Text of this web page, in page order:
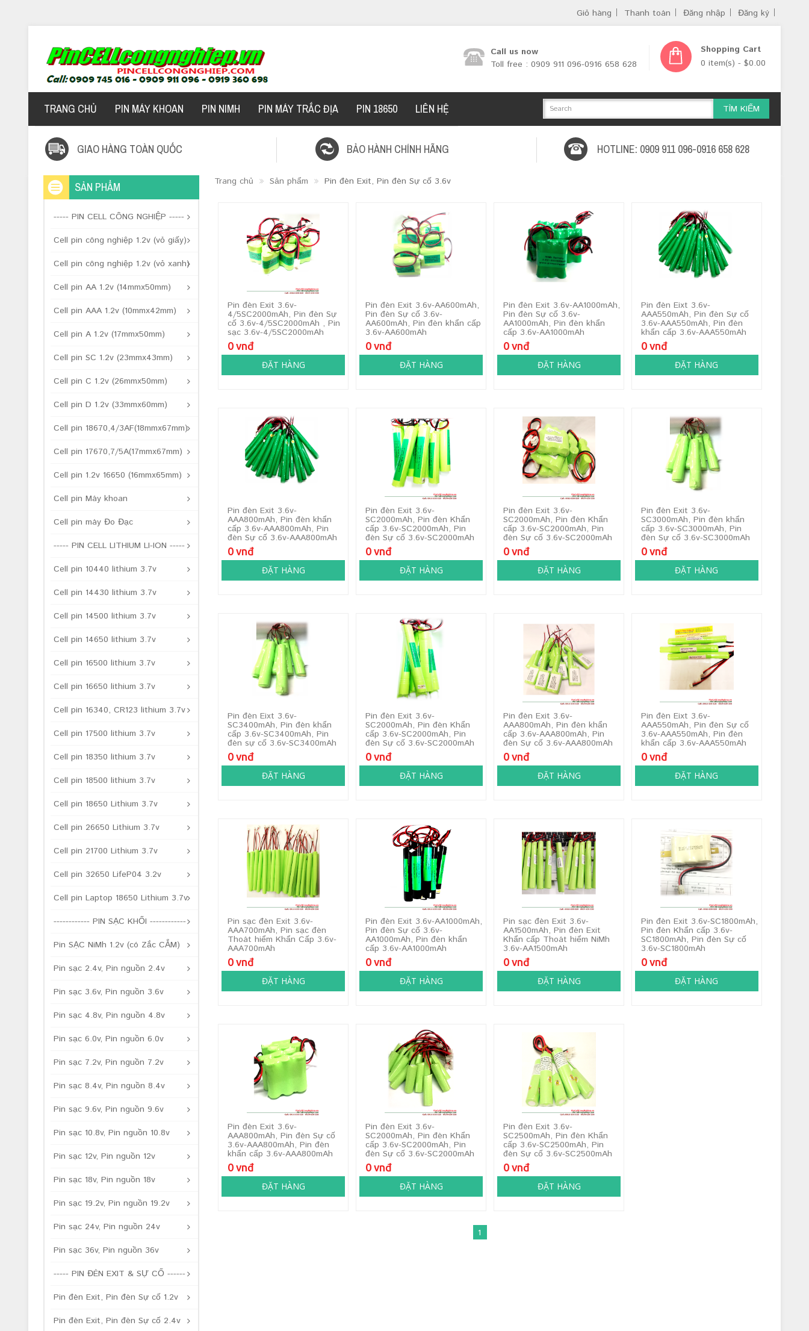
Giỏ hàng Thanh toán Đăng nhập Đăng ký
Call us now
Toll free : 0909 911 096-0916 658 628
Shopping Cart
0 item(s) - $0.00
TÌM KIẾM
TRANG CHỦ PIN MÁY KHOAN PIN NIMH PIN MÁY TRẮC ĐỊA PIN 18650 LIÊN HỆ
GIAO HÀNG TOÀN QUỐC BẢO HÀNH CHÍNH HÃNG HOTLINE: 0909 911 096-0916 658 628
SẢN PHẨM
----- PIN CELL CÔNG NGHIỆP -----
Cell pin công nghiệp 1.2v (vỏ giấy)
Cell pin công nghiệp 1.2v (vỏ xanh)
Cell pin AA 1.2v (14mmx50mm)
Cell pin AAA 1.2v (10mmx42mm)
Cell pin A 1.2v (17mmx50mm)
Cell pin SC 1.2v (23mmx43mm)
Cell pin C 1.2v (26mmx50mm)
Cell pin D 1.2v (33mmx60mm)
Cell pin 18670,4/3AF(18mmx67mm)
Cell pin 17670,7/5A(17mmx67mm)
Cell pin 1.2v 16650 (16mmx65mm)
Cell pin Máy khoan
Cell pin máy Đo Đạc
----- PIN CELL LITHIUM LI-ION -----
Cell pin 10440 lithium 3.7v
Cell pin 14430 lithium 3.7v
Cell pin 14500 lithium 3.7v
Cell pin 14650 lithium 3.7v
Cell pin 16500 lithium 3.7v
Cell pin 16650 lithium 3.7v
Cell pin 16340, CR123 lithium 3.7v
Cell pin 17500 lithium 3.7v
Cell pin 18350 lithium 3.7v
Cell pin 18500 lithium 3.7v
Cell pin 18650 Lithium 3.7v
Cell pin 26650 Lithium 3.7v
Cell pin 21700 Lithium 3.7v
Cell pin 32650 LifeP04 3.2v
Cell pin Laptop 18650 Lithium 3.7v
------------ PIN SẠC KHỐI ------------
Pin SẠC NiMh 1.2v (có Zắc CẮM)
Pin sạc 2.4v, Pin nguồn 2.4v
Pin sạc 3.6v, Pin nguồn 3.6v
Pin sạc 4.8v, Pin nguồn 4.8v
Pin sạc 6.0v, Pin nguồn 6.0v
Pin sạc 7.2v, Pin nguồn 7.2v
Pin sạc 8.4v, Pin nguồn 8.4v
Pin sạc 9.6v, Pin nguồn 9.6v
Pin sạc 10.8v, Pin nguồn 10.8v
Pin sạc 12v, Pin nguồn 12v
Pin sạc 18v, Pin nguồn 18v
Pin sạc 19.2v, Pin nguồn 19.2v
Pin sạc 24v, Pin nguồn 24v
Pin sạc 36v, Pin nguồn 36v
----- PIN ĐÈN EXIT & SỰ CỐ ------
Pin đèn Exit, Pin đèn Sự cố 1.2v
Pin đèn Exit, Pin đèn Sự cố 2.4v
Trang chủ Sản phẩm Pin đèn Exit, Pin đèn Sự cố 3.6v
Pin đèn Exit 3.6v-
4/5SC2000mAh, Pin đèn Sự
cố 3.6v-4/5SC2000mAh , Pin
sạc 3.6v-4/5SC2000mAh
0 vnđ
ĐẶT HÀNG
Pin đèn Exit 3.6v-AA600mAh,
Pin đèn Sự cố 3.6v-
AA600mAh, Pin đèn khẩn cấp
3.6v-AA600mAh
0 vnđ
ĐẶT HÀNG
Pin đèn Exit 3.6v-AA1000mAh,
Pin đèn Sự cố 3.6v-
AA1000mAh, Pin đèn khẩn
cấp 3.6v-AA1000mAh
0 vnđ
ĐẶT HÀNG
Pin đèn Eixt 3.6v-
AAA550mAh, Pin đèn Sự cố
3.6v-AAA550mAh, Pin đèn
khẩn cấp 3.6v-AAA550mAh
0 vnđ
ĐẶT HÀNG
Pin đèn Exit 3.6v-
AAA800mAh, Pin đèn khẩn
cấp 3.6v-AAA800mAh, Pin
đèn Sự cố 3.6v-AAA800mAh
0 vnđ
ĐẶT HÀNG
Pin đèn Exit 3.6v-
SC2000mAh, Pin đèn Khẩn
cấp 3.6v-SC2000mAh, Pin
đèn Sự cố 3.6v-SC2000mAh
0 vnđ
ĐẶT HÀNG
Pin đèn Exit 3.6v-
SC2000mAh, Pin đèn Khẩn
cấp 3.6v-SC2000mAh, Pin
đèn Sự cố 3.6v-SC2000mAh
0 vnđ
ĐẶT HÀNG
Pin đèn Exit 3.6v-
SC3000mAh, Pin đèn khẩn
cấp 3.6v-SC3000mAh, Pin
đèn Sự cố 3.6v-SC3000mAh
0 vnđ
ĐẶT HÀNG
Pin đèn Eixt 3.6v-
SC3400mAh, Pin đèn khẩn
cấp 3.6v-SC3400mAh, Pin
đèn sự cố 3.6v-SC3400mAh
0 vnđ
ĐẶT HÀNG
Pin đèn Exit 3.6v-
SC2000mAh, Pin đèn Khẩn
cấp 3.6v-SC2000mAh, Pin
đèn Sự cố 3.6v-SC2000mAh
0 vnđ
ĐẶT HÀNG
Pin đèn Exit 3.6v-
AAA800mAh, Pin đèn khẩn
cấp 3.6v-AAA800mAh, Pin
đèn Sự cố 3.6v-AAA800mAh
0 vnđ
ĐẶT HÀNG
Pin đèn Eixt 3.6v-
AAA550mAh, Pin đèn Sự cố
3.6v-AAA550mAh, Pin đèn
khẩn cấp 3.6v-AAA550mAh
0 vnđ
ĐẶT HÀNG
Pin sạc đèn Exit 3.6v-
AAA700mAh, Pin sạc đèn
Thoát hiểm Khẩn Cấp 3.6v-
AAA700mAh
0 vnđ
ĐẶT HÀNG
Pin đèn Exit 3.6v-AA1000mAh,
Pin đèn Sự cố 3.6v-
AA1000mAh, Pin đèn khẩn
cấp 3.6v-AA1000mAh
0 vnđ
ĐẶT HÀNG
Pin sạc đèn Exit 3.6v-
AA1500mAh, Pin đèn Exit
Khẩn cấp Thoát hiểm NiMh
3.6v-AA1500mAh
0 vnđ
ĐẶT HÀNG
Pin đèn Exit 3.6v-SC1800mAh,
Pin đèn Khẩn cấp 3.6v-
SC1800mAh, Pin đèn Sự cố
3.6v-SC1800mAh
0 vnđ
ĐẶT HÀNG
Pin đèn Exit 3.6v-
AAA800mAh, Pin đèn Sự cố
3.6v-AAA800mAh, Pin đèn
khẩn cấp 3.6v-AAA800mAh
0 vnđ
ĐẶT HÀNG
Pin đèn Exit 3.6v-
SC2000mAh, Pin đèn Khẩn
cấp 3.6v-SC2000mAh, Pin
đèn Sự cố 3.6v-SC2000mAh
0 vnđ
ĐẶT HÀNG
Pin đèn Exit 3.6v-
SC2500mAh, Pin đèn Khẩn
cấp 3.6v-SC2500mAh, Pin
đèn Sự cố 3.6v-SC2500mAh
0 vnđ
ĐẶT HÀNG
1